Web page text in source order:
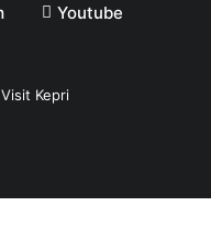
Youtube
Visit Kepri